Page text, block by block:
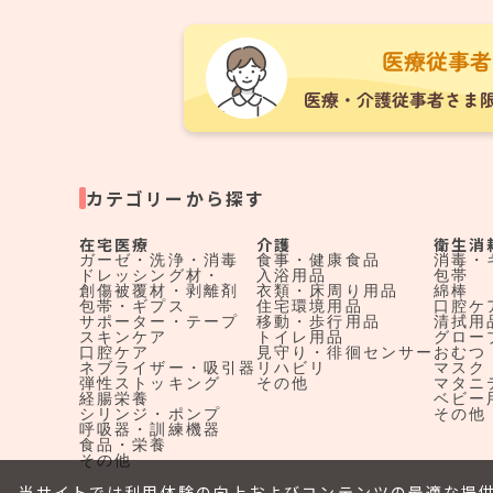
カテゴリーから探す
在宅医療
ガーゼ・洗浄・消毒
ドレッシング材・
創傷被覆材・剥離剤
包帯・ギプス
サポーター・テープ
スキンケア
口腔ケア
ネブライザー・吸引器
弾性ストッキング
経腸栄養
シリンジ・ポンプ
呼吸器・訓練機器
食品・栄養
その他
介護
食事・健康食品
入浴用品
衣類・床周り用品
住宅環境用品
移動・歩行用品
トイレ用品
見守り・徘徊センサー
リハビリ
その他
衛生消
消毒・
包帯
綿棒
口腔ケ
清拭用
グロー
おむつ
マスク
マタニ
ベビー
その他